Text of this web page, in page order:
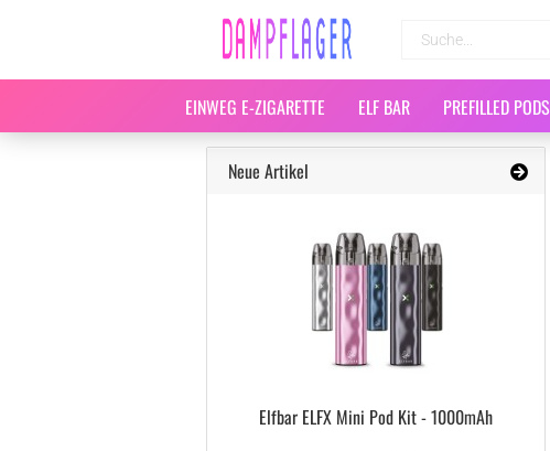
EINWEG E-ZIGARETTE ELF BAR PREFILLED PODS
Neue Artikel
Elfbar ELFX Mini Pod Kit - 1000mAh